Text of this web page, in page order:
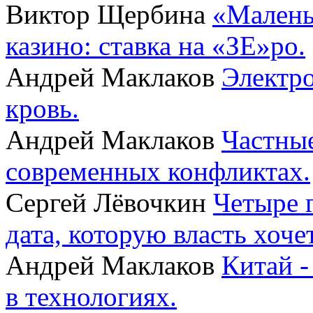
Виктор Щербина
казино: ставка на «ЗЕ»ро.
Андрей Маклаков
кровь.
Андрей Маклаков
современных конфликтах.
Сергей Лёвочкин Четыре
дата, которую власть
Андрей Маклаков Китай
в технологиях.